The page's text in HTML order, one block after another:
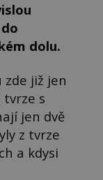
dolu.
zde již jen
s
jen dvě
z tvrze
a kdysi